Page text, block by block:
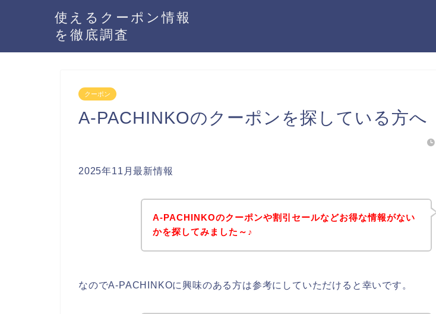
使えるクーポン情報
を徹底調査
クーポン
A-PACHINKOのクーポンを探している方へ
2025年11月最新情報
A-PACHINKOのクーポンや割引セールなどお得な情報がない
かを探してみました～♪
なのでA-PACHINKOに興味のある方は参考にしていただけると幸いです。